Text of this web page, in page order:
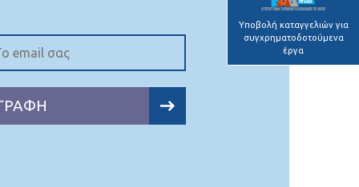
Υποβολή καταγγελιών για
συγχρηματοδοτούμενα
έργα